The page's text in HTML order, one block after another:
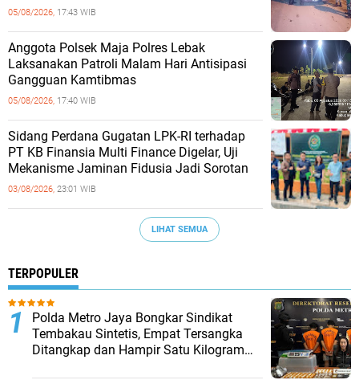
05/08/2026, 17:43 WIB
Anggota Polsek Maja Polres Lebak
Laksanakan Patroli Malam Hari Antisipasi
Gangguan Kamtibmas
05/08/2026, 17:40 WIB
Sidang Perdana Gugatan LPK-RI terhadap
PT KB Finansia Multi Finance Digelar, Uji
Mekanisme Jaminan Fidusia Jadi Sorotan
03/08/2026, 23:01 WIB
LIHAT SEMUA
TERPOPULER
‎Polda Metro Jaya Bongkar Sindikat
Tembakau Sintetis, Empat Tersangka
Ditangkap dan Hampir Satu Kilogram